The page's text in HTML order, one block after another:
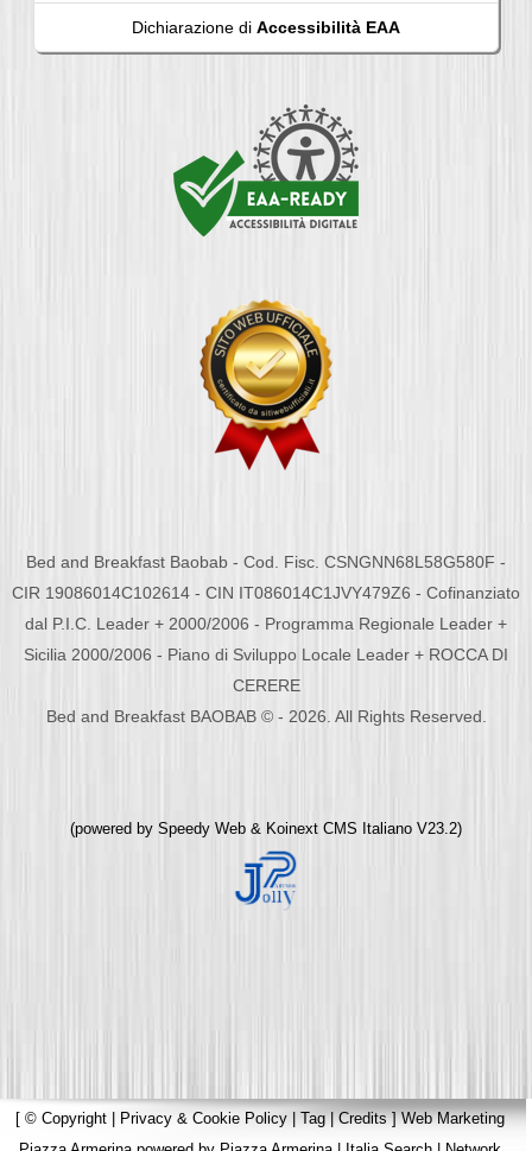
Dichiarazione di Accessibilità EAA
Bed and Breakfast Baobab - Cod. Fisc. CSNGNN68L58G580F -
CIR 19086014C102614 - CIN IT086014C1JVY479Z6 - Cofinanziato
dal P.I.C. Leader + 2000/2006 - Programma Regionale Leader +
Sicilia 2000/2006 - Piano di Sviluppo Locale Leader + ROCCA DI
CERERE
Bed and Breakfast BAOBAB © - 2026. All Rights Reserved.
(powered by Speedy Web & Koinext CMS Italiano V23.2)
[ © Copyright | Privacy & Cookie Policy | Tag|Credits]Web Marketing